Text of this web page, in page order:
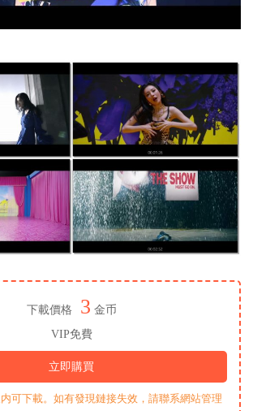
下載價格 3 金币
VIP免費
立即購買
可下載。如有發現鏈接失效，請聯系網站管理